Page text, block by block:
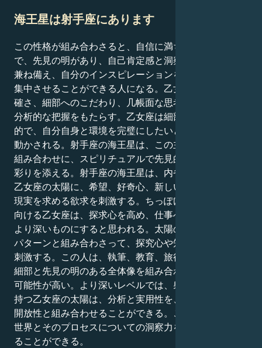
海王星は射手座にあります
この性格が組み合わさると、自信に満ち、探究心が旺盛
で、先見の明があり、自己肯定感と洞察力豊かな経験を
兼ね備え、自分のインスピレーションを世界に有意義に
集中させることができる人になる。乙女座の太陽は、正
確さ、細部へのこだわり、几帳面な思考、人生に対する
分析的な把握をもたらす。乙女座は細部に集中し、体系
的で、自分自身と環境を完璧にしたいという欲求に突き
動かされる。射手座の海王星は、この主に慎重で有益な
組み合わせに、スピリチュアルで先見的な要素を加えて
彩りを添える。射手座の海王星は、内省的で完璧主義な
乙女座の太陽に、希望、好奇心、新しい視点とより高い
現実を求める欲求を刺激する。ちっぽけなことに注意を
向ける乙女座は、探求心を高め、仕事へのアプローチを
より深いものにすると思われる。太陽の効率を追求する
パターンと組み合わさって、探究心や知的アプローチを
刺激する。この人は、執筆、教育、旅行などを追求し、
細部と先見の明のある全体像を組み合わせることを望む
可能性が高い。より深いレベルでは、射手座の海王星を
持つ乙女座の太陽は、分析と実用性を、冒険的で知的な
開放性と組み合わせることができる。このような人は、
世界とそのプロセスについての洞察力を知識の源に変え
ることができる。